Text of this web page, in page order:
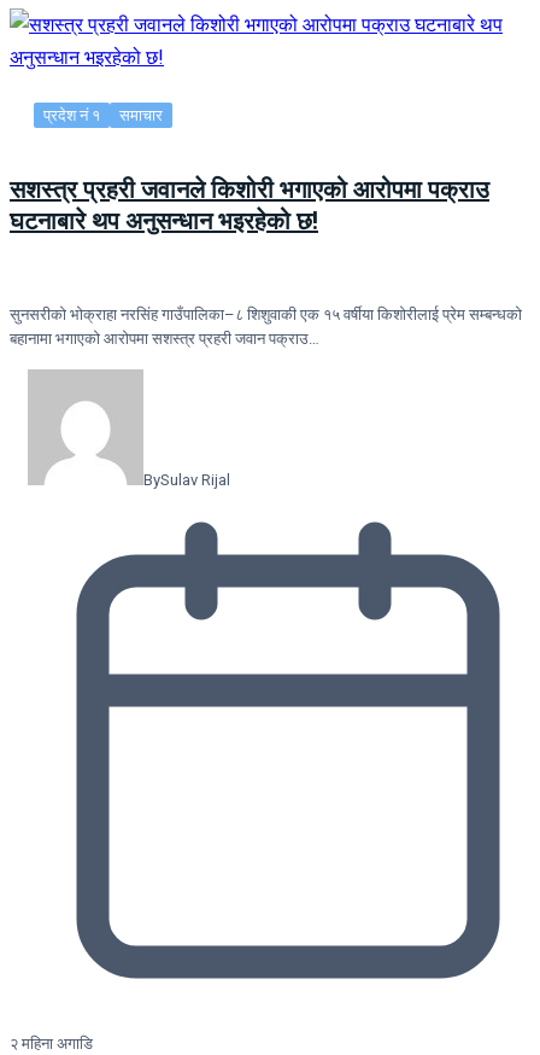
प्रदेश नं १ समाचार
सशस्त्र प्रहरी जवानले किशोरी भगाएको आरोपमा पक्राउ
घटनाबारे थप अनुसन्धान भइरहेको छ!
सुनसरीको भोक्राहा नरसिंह गाउँपालिका–८ शिशुवाकी एक १५ वर्षीया किशोरीलाई प्रेम सम्बन्धको
बहानामा भगाएको आरोपमा सशस्त्र प्रहरी जवान पक्राउ…
BySulav Rijal
२ महिना अगाडि